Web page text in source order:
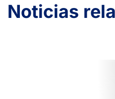
Del 07 al 13 de septiembre,
Dieciseisavos
Noticias